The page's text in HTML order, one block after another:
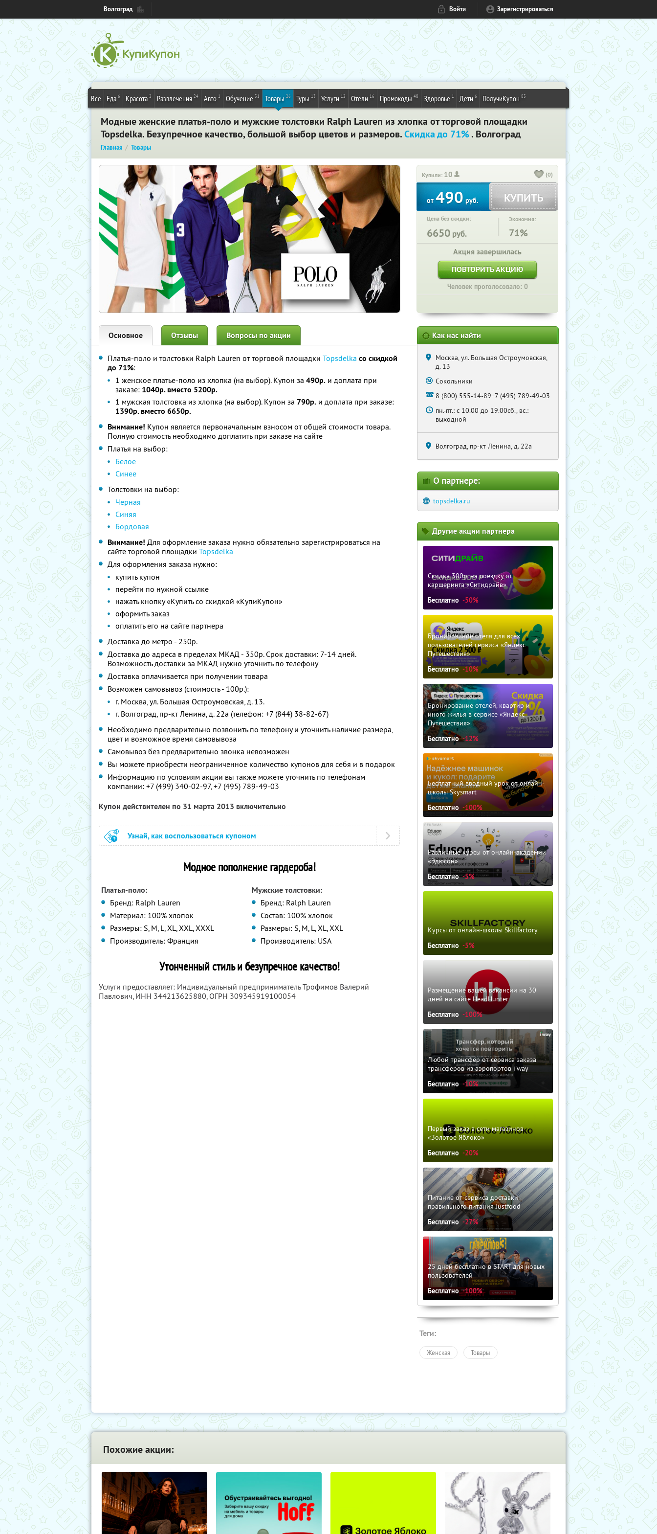
Волгоград Войти Зарегистрироваться
Все Еда 6 Красота 2 Развлечения 24 Авто 1 Обучение 31 Товары 26 Туры 13 Услуги 12 Отели 16 Промокоды 48 Здоровье 1 Дети 6 ПолучиКупон 83
Модные женские платья-поло и мужские толстовки Ralph Lauren из хлопка от торговой площадки
Topsdelka. Безупречное качество, большой выбор цветов и размеров.Скидка до 71%. Волгоград
Главная Товары
Купили: 10 (0)
от490руб. КУПИТЬ
Цена без скидки:
6650 руб.
Экономия:
71%
Акция завершилась
ПОВТОРИТЬ АКЦИЮ
Человек проголосовало: 0
Основное Отзывы Вопросы по акции
Платья-поло и толстовки Ralph Lauren от торговой площадки Topsdelka со скидкой
до 71%:
1 женское платье-поло из хлопка (на выбор). Купон за 490р. и доплата при
заказе: 1040р. вместо 5200р.
1 мужская толстовка из хлопка (на выбор). Купон за 790р. и доплата при заказе:
1390р. вместо 6650р.
Внимание! Купон является первоначальным взносом от общей стоимости товара.
Полную стоимость необходимо доплатить при заказе на сайте
Платья на выбор:
Белое
Синее
Толстовки на выбор:
Черная
Синяя
Бордовая
Внимание! Для оформление заказа нужно обязательно зарегистрироваться на
сайте торговой площадки Topsdelka
Для оформления заказа нужно:
купить купон
перейти по нужной ссылке
нажать кнопку «Купить со скидкой «КупиКупон»
оформить заказ
оплатить его на сайте партнера
Доставка до метро - 250р.
Доставка до адреса в пределах МКАД - 350р. Срок доставки: 7-14 дней.
Возможность доставки за МКАД нужно уточнить по телефону
Доставка оплачивается при получении товара
Возможен самовывоз (стоимость - 100р.):
г. Москва, ул. Большая Остроумовская, д. 13.
г. Волгоград, пр-кт Ленина, д. 22а (телефон: +7 (844) 38-82-67)
Необходимо предварительно позвонить по телефону и уточнить наличие размера,
цвет и возможное время самовывоза
Самовывоз без предварительно звонка невозможен
Вы можете приобрести неограниченное количество купонов для себя и в подарок
Информацию по условиям акции вы также можете уточнить по телефонам
компании: +7 (499) 340-02-97, +7 (495) 789-49-03
Купон действителен по 31 марта 2013 включительно
Узнай, как воспользоваться купоном
Модное пополнение гардероба!
Платья-поло:
Бренд: Ralph Lauren
Материал: 100% хлопок
Размеры: S, M, L, XL, XXL, XXXL
Производитель: Франция
Мужские толстовки:
Бренд: Ralph Lauren
Состав: 100% хлопок
Размеры: S, M, L, XL, XXL
Производитель: USA
Утонченный стиль и безупречное качество!
Услуги предоставляет: Индивидуальный предприниматель Трофимов Валерий
Павлович, ИНН 344213625880, ОГРН 309345919100054
Как нас найти
Москва, ул. Большая Остроумовская,
д. 13
Сокольники
8 (800) 555-14-89+7 (495) 789-49-03
пн.-пт.: с 10.00 до 19.00сб., вс.:
выходной
Волгоград, пр-кт Ленина, д. 22а
О партнере:
topsdelka.ru
Другие акции партнера
Скидка 300р. на поездку от
каршеринга «Ситидрайв»
Бесплатно -50%
Бронирование отеля для всех
пользователей сервиса «Яндекс
Путешествия»
Бесплатно -10%
Бронирование отелей, квартир и
иного жилья в сервисе «Яндекс
Путешествия»
Бесплатно -12%
Бесплатный вводный урок от онлайн-
школы Skysmart
Бесплатно -100%
Различные курсы от онлайн-академии
«Эдюсон»
Бесплатно -5%
Курсы от онлайн-школы Skillfactory
Бесплатно -5%
Размещение вашей вакансии на 30
дней на сайте HeadHunter
Бесплатно -100%
Любой трансфер от сервиса заказа
трансферов из аэропортов i'way
Бесплатно -10%
Первый заказ в сети магазинов
«Золотое Яблоко»
Бесплатно -20%
Питание от сервиса доставки
правильного питания Justfood
Бесплатно -27%
25 дней бесплатно в START для новых
пользователей
Бесплатно -100%
Теги:
Женская Товары
Похожие акции: